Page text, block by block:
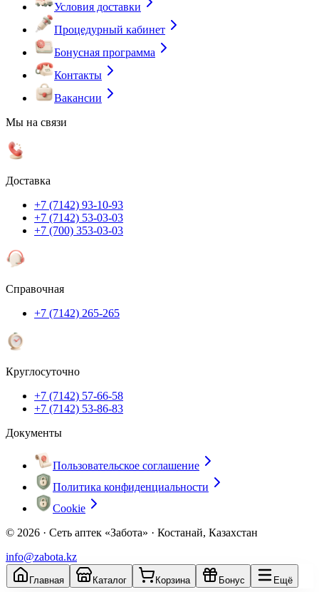
Условия доставки
Процедурный кабинет
Бонусная программа
Контакты
Вакансии
Мы на связи
Доставка
+7 (7142) 93-10-93
+7 (7142) 53-03-03
+7 (700) 353-03-03
Справочная
+7 (7142) 265-265
Круглосуточно
+7 (7142) 57-66-58
+7 (7142) 53-86-83
Документы
Пользовательское соглашение
Политика конфиденциальности
Cookie
© 2026 · Сеть аптек «Забота» · Костанай, Казахстан
info@zabota.kz
Главная Каталог Корзина Бонус Ещё